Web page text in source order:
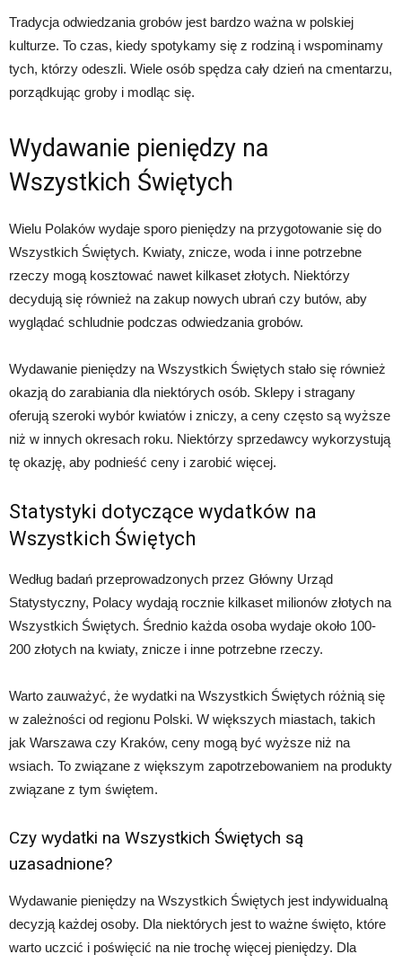
Tradycja odwiedzania grobów jest bardzo ważna w polskiej
kulturze. To czas, kiedy spotykamy się z rodziną i wspominamy
tych, którzy odeszli. Wiele osób spędza cały dzień na cmentarzu,
porządkując groby i modląc się.
Wydawanie pieniędzy na
Wszystkich Świętych
Wielu Polaków wydaje sporo pieniędzy na przygotowanie się do
Wszystkich Świętych. Kwiaty, znicze, woda i inne potrzebne
rzeczy mogą kosztować nawet kilkaset złotych. Niektórzy
decydują się również na zakup nowych ubrań czy butów, aby
wyglądać schludnie podczas odwiedzania grobów.
Wydawanie pieniędzy na Wszystkich Świętych stało się również
okazją do zarabiania dla niektórych osób. Sklepy i stragany
oferują szeroki wybór kwiatów i zniczy, a ceny często są wyższe
niż w innych okresach roku. Niektórzy sprzedawcy wykorzystują
tę okazję, aby podnieść ceny i zarobić więcej.
Statystyki dotyczące wydatków na
Wszystkich Świętych
Według badań przeprowadzonych przez Główny Urząd
Statystyczny, Polacy wydają rocznie kilkaset milionów złotych na
Wszystkich Świętych. Średnio każda osoba wydaje około 100-
200 złotych na kwiaty, znicze i inne potrzebne rzeczy.
Warto zauważyć, że wydatki na Wszystkich Świętych różnią się
w zależności od regionu Polski. W większych miastach, takich
jak Warszawa czy Kraków, ceny mogą być wyższe niż na
wsiach. To związane z większym zapotrzebowaniem na produkty
związane z tym świętem.
Czy wydatki na Wszystkich Świętych są
uzasadnione?
Wydawanie pieniędzy na Wszystkich Świętych jest indywidualną
decyzją każdej osoby. Dla niektórych jest to ważne święto, które
warto uczcić i poświęcić na nie trochę więcej pieniędzy. Dla